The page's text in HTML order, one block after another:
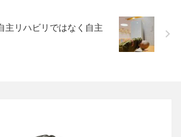
リハビリではなく自主